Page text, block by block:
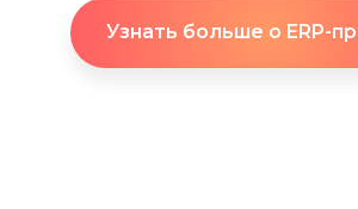
Узнать больше о ERP-